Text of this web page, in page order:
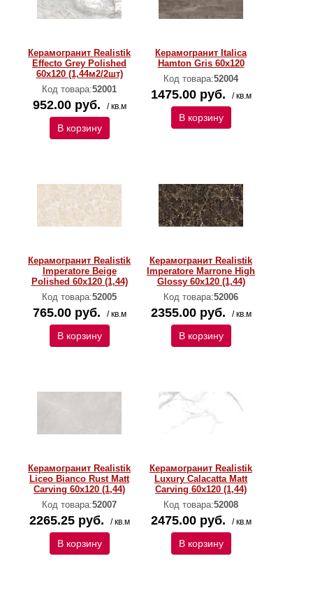
Керамогранит Realistik
Effecto Grey Polished
60x120 (1,44м2/2шт)
Код товара:52001
952.00 руб. / кв.м
В корзину
Керамогранит Italica
Hamton Gris 60x120
Код товара:52004
1475.00 руб. / кв.м
В корзину
Керамогранит Realistik
Imperatore Beige
Polished 60x120 (1,44)
Код товара:52005
765.00 руб. / кв.м
В корзину
Керамогранит Realistik
Imperatore Marrone High
Glossy 60x120 (1,44)
Код товара:52006
2355.00 руб. / кв.м
В корзину
Керамогранит Realistik
Liceo Bianco Rust Matt
Carving 60x120 (1,44)
Код товара:52007
2265.25 руб. / кв.м
В корзину
Керамогранит Realistik
Luxury Calacatta Matt
Carving 60x120 (1,44)
Код товара:52008
2475.00 руб. / кв.м
В корзину